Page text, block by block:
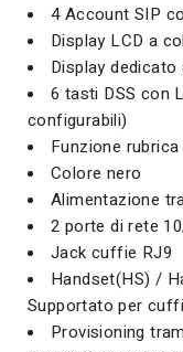
4 Account SIP
Display LCD a
Display
6 tasti DSS con
configurabili)
Funzione
Colore nero
Alimentazione
2 porte di rete
Jack cuffie RJ9
Handset(HS) /
Supportato per
Provisioning